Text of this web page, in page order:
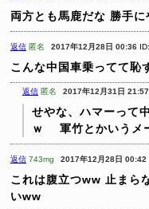
両方とも馬鹿だな 勝手に
返信 匿名 2017年12月28日 00:36
こんな中国車乗ってて恥
返信 匿名 2017年12月31日 21:57
せやな、ハマーって
ｗ
軍竹とかいうメ
返信 743mg 2017年12月28日 00:42
これは腹立つww 止まら
いww